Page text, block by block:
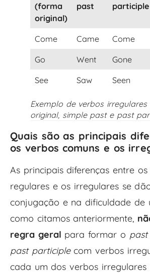
(forma
original)
past
participle
Come Came Come
Go Went Gone
See Saw Seen
Exemplo de verbos
original, simple paste past
Quais são as principais
os verbos comuns e os
As principais diferenças entre
regulares e os irregulares se
conjugação e na dificuldade de
como citamos anteriormente,
regra geral para formar o past
past participlecom verbos
cada um dos verbos irregulares